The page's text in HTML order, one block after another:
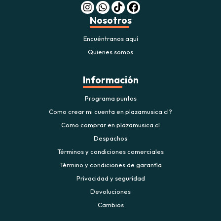
Nosotros
Encuéntranos aquí
Quienes somos
Información
Programa puntos
Como crear mi cuenta en plazamusica.cl?
Como comprar en plazamusica.cl
Despachos
Términos y condiciones comerciales
Término y condiciones de garantía
Privacidad y seguridad
Devoluciones
Cambios